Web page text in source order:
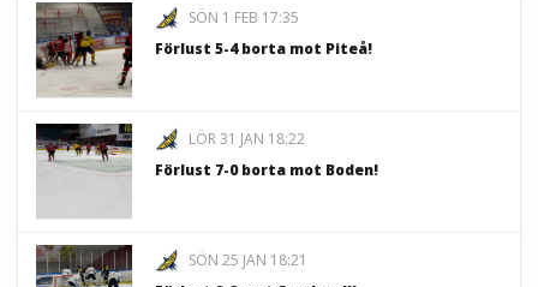
SÖN 1 FEB 17:35
Förlust 5-4 borta mot Piteå!
LÖR 31 JAN 18:22
Förlust 7-0 borta mot Boden!
SÖN 25 JAN 18:21